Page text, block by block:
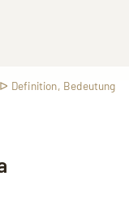
Definition, Bedeutung
sich einverstanden,